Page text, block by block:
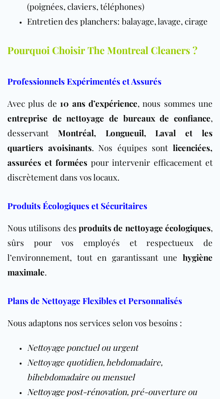
(poignées, claviers, téléphones)
Entretien des planchers: balayage, lavage, cirage
Pourquoi Choisir The Montreal Cleaners ?
Professionnels Expérimentés et Assurés
Avec plus de 10 ans d’expérience, nous sommes une
entreprise de nettoyage de bureaux de confiance,
desservant Montréal, Longueuil, Laval et les
quartiers avoisinants. Nos équipes sontlicenciées,
assurées et forméespour intervenir efficacement et
discrètement dans vos locaux.
Produits Écologiques et Sécuritaires
Nous utilisons des produits de nettoyage écologiques,
sûrs pour vos employés et respectueux de
l’environnement, tout en garantissant une hygiène
maximale.
Plans de Nettoyage Flexibles et Personnalisés
Nous adaptons nos services selon vos besoins :
Nettoyage ponctuel ou urgent
Nettoyage quotidien, hebdomadaire,
bihebdomadaire ou mensuel
Nettoyage post-rénovation, pré-ouverture ou